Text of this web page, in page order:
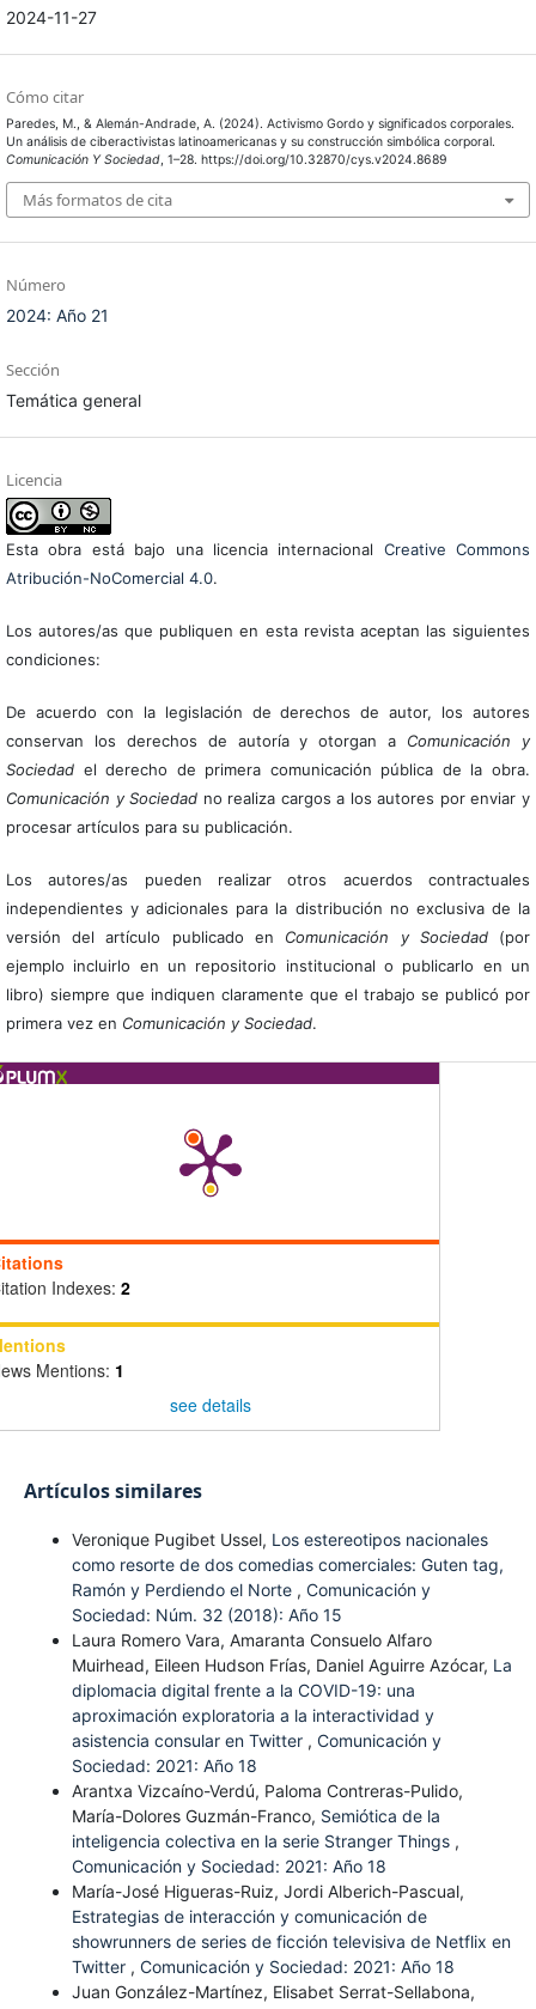
2024-11-27
Cómo citar
Paredes, M., & Alemán-Andrade, A. (2024). Activismo Gordo y significados corporales.
Un análisis de ciberactivistas latinoamericanas y su construcción simbólica corporal.
Comunicación Y Sociedad, 1–28. https://doi.org/10.32870/cys.v2024.8689
Más formatos de cita
Número
2024: Año 21
Sección
Temática general
Licencia
Esta obra está bajo una licencia internacional Creative Commons
Atribución-NoComercial 4.0.
Los autores/as que publiquen en esta revista aceptan las siguientes
condiciones:
De acuerdo con la legislación de derechos de autor, los autores
conservan los derechos de autoría y otorgan a Comunicación y
Sociedadel derecho de primera comunicación pública de la obra.
Comunicación y Sociedad no realiza cargos a los autores por enviar y
procesar artículos para su publicación.
Los autores/as pueden realizar otros acuerdos contractuales
independientes y adicionales para la distribución no exclusiva de la
versión del artículo publicado en Comunicación y Sociedad(por
ejemplo incluirlo en un repositorio institucional o publicarlo en un
libro) siempre que indiquen claramente que el trabajo se publicó por
primera vez en Comunicación y Sociedad.
Indexes: 2
Mentions: 1
see details
Artículos similares
Veronique Pugibet Ussel, Los estereotipos nacionales
como resorte de dos comedias comerciales: Guten tag,
Ramón y Perdiendo el Norte , Comunicación y
Sociedad: Núm. 32 (2018): Año 15
Laura Romero Vara, Amaranta Consuelo Alfaro
Muirhead, Eileen Hudson Frías, Daniel Aguirre Azócar, La
diplomacia digital frente a la COVID-19: una
aproximación exploratoria a la interactividad y
asistencia consular en Twitter , Comunicación y
Sociedad: 2021: Año 18
Arantxa Vizcaíno-Verdú, Paloma Contreras-Pulido,
María-Dolores Guzmán-Franco, Semiótica de la
inteligencia colectiva en la serie Stranger Things ,
Comunicación y Sociedad: 2021: Año 18
María-José Higueras-Ruiz, Jordi Alberich-Pascual,
Estrategias de interacción y comunicación de
showrunners de series de ficción televisiva de Netflix en
Twitter , Comunicación y Sociedad: 2021: Año 18
Juan González-Martínez, Elisabet Serrat-Sellabona,